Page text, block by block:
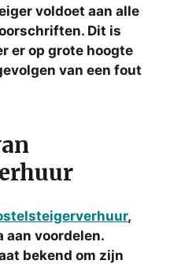
voldoet aan alle
Dit is
er op grote hoogte
van een fout
,
aan voordelen.
bekend om zijn